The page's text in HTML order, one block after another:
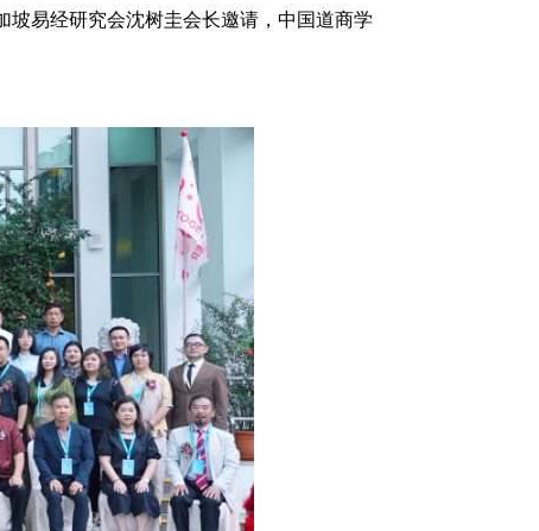
易经研究会沈树圭会长邀请，中国道商学